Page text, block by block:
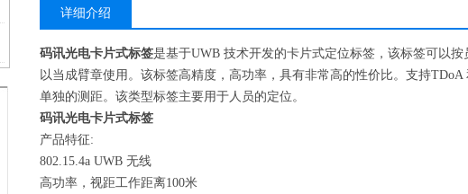
详细介绍
码讯光电卡片式标签是基于UWB 技术开发的卡片式定位标签，该标签可以
以当成臂章使用。该标签高精度，高功率，具有非常高的性价比。支持
单独的测距。该类型标签主要用于人员的定位。
码讯光电卡片式标签
产品特征:
802.15.4a UWB 无线
高功率，视距工作距离100米